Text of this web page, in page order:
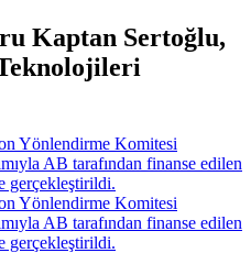
Kaptan Sertoğlu,
Yönlendirme Komitesi
AB tarafından finanse edilen
gerçekleştirildi.
Yönlendirme Komitesi
AB tarafından finanse edilen
gerçekleştirildi.